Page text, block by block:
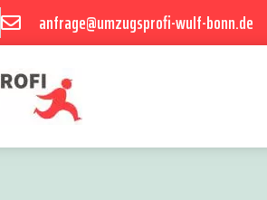
anfrage@umzugsprofi-wulf-bonn.de